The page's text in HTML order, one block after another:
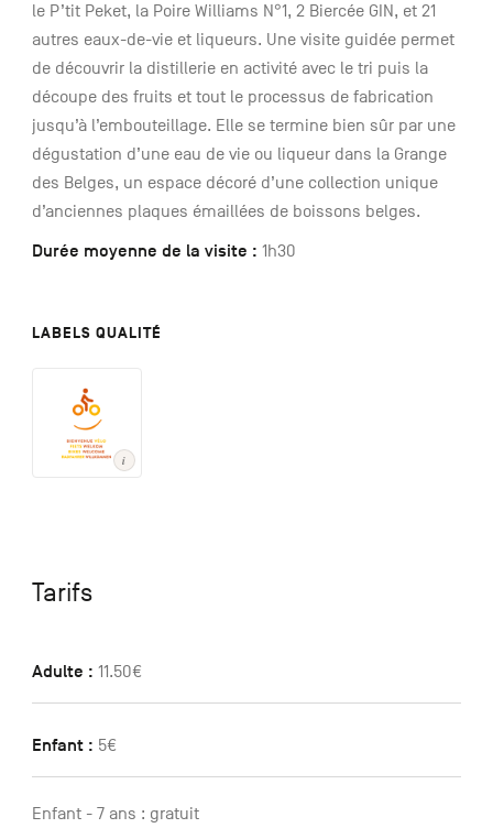
le P’tit Peket, la Poire Williams N°1, 2 Biercée GIN, et 21
autres eaux-de-vie et liqueurs. Une visite guidée permet
de découvrir la distillerie en activité avec le tri puis la
découpe des fruits et tout le processus de fabrication
jusqu’à l’embouteillage. Elle se termine bien sûr par une
dégustation d’une eau de vie ou liqueur dans la Grange
des Belges, un espace décoré d’une collection unique
d’anciennes plaques émaillées de boissons belges.
Durée moyenne de la visite : 1h30
LABELS QUALITÉ
Tarifs
Adulte : 11.50€
Enfant : 5€
Enfant - 7 ans : gratuit